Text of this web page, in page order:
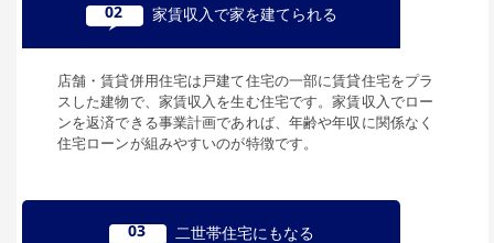
02 家賃収入で家を建てられる
店舗・賃貸併用住宅は戸建て住宅の一部に賃貸住宅をプラ
スした建物で、家賃収入を生む住宅です。家賃収入でロー
ンを返済できる事業計画であれば、年齢や年収に関係なく
住宅ローンが組みやすいのが特徴です。
03 二世帯住宅にもなる